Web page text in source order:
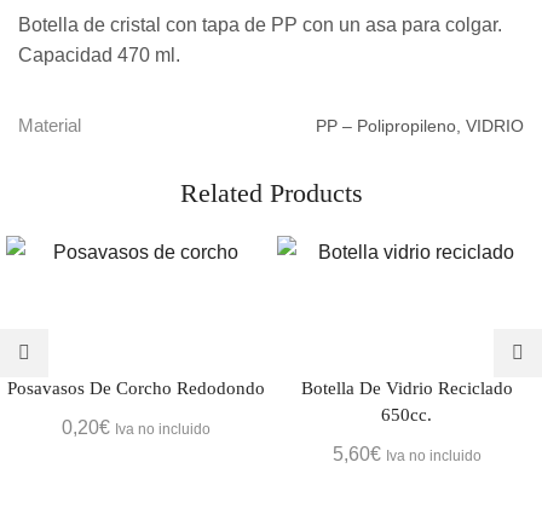
Botella de cristal con tapa de PP con un asa para colgar.
Capacidad 470 ml.
Material PP – Polipropileno, VIDRIO
Related Products
Posavasos De Corcho Redodondo
0,20€ Iva no incluido
Botella De Vidrio Reciclado
650cc.
5,60€ Iva no incluido